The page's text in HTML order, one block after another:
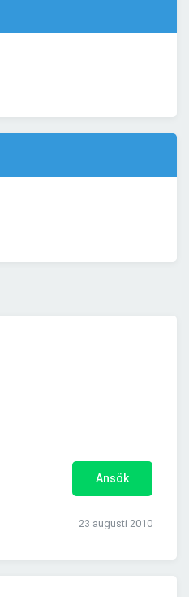
Ansök
23 augusti 2010